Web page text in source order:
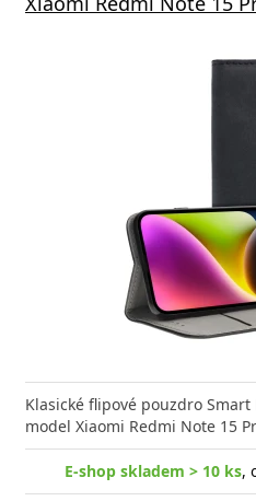
Klasické flipové pouzdro
model Xiaomi Redmi Note 15
E-shop skladem > 10 ks,